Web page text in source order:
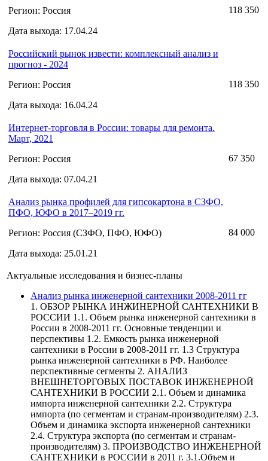
Регион: Россия
Дата выхода: 17.04.24
118 350
Российский рынок извести: комплексный анализ и
прогноз - 2024
Регион: Россия
Дата выхода: 16.04.24
118 350
Интернет-торговля в России: товары для ремонта.
Март, 2021
Регион: Россия
Дата выхода: 07.04.21
67 350
Анализ рынка профилей для гипсокартона в СЗФО,
ПФО, ЮФО в 2017–2019 гг.
Регион: Россия (СЗФО, ПФО, ЮФО)
Дата выхода: 25.01.21
84 000
Актуальные исследования и бизнес-планы
Анализ рынка инженерной сантехники 2008-2011 гг
1. ОБЗОР РЫНКА ИНЖИНЕРНОЙ САНТЕХНИКИ В
РОССИИ 1.1. Объем рынка инженерной сантехники в
России в 2008-2011 гг. Основные тенденции и
перспективы 1.2. Емкость рынка инженерной
сантехники в России в 2008-2011 гг. 1.3 Структура
рынка инженерной сантехники в РФ. Наиболее
перспективные сегменты 2. АНАЛИЗ
ВНЕШНЕТОРГОВЫХ ПОСТАВОК ИНЖЕНЕРНОЙ
САНТЕХНИКИ В РОССИИ 2.1. Объем и динамика
импорта инженерной сантехники 2.2. Структура
импорта (по сегментам и странам-производителям) 2.3.
Объем и динамика экспорта инженерной сантехники
2.4. Структура экспорта (по сегментам и странам-
производителям) 3. ПРОИЗВОДСТВО ИНЖЕНЕРНОЙ
САНТЕХНИКИ в РОССИИ в 2011 г. 3.1.Объем и